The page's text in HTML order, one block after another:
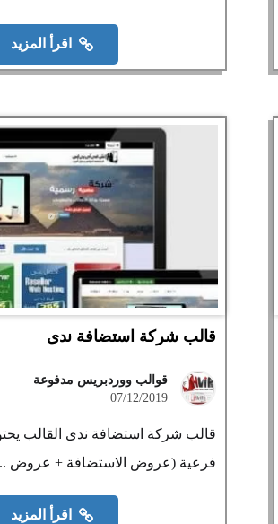
اقرأ المزيد
قالب شركة استضافة ندى
قوالب ووردبريس مدفوعة
07/12/2019
فرعية (عروض الاستضافة + عروض
اقرأ المزيد